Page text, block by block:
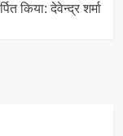
किया: देवेन्द्र शर्मा